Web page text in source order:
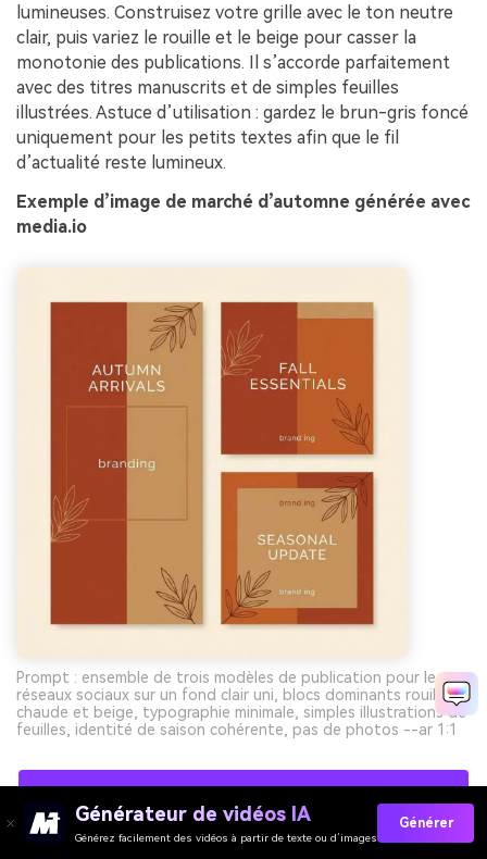
lumineuses. Construisez votre grille avec le ton neutre
clair, puis variez le rouille et le beige pour casser la
monotonie des publications. Il s’accorde parfaitement
avec des titres manuscrits et de simples feuilles
illustrées. Astuce d’utilisation : gardez le brun-gris foncé
uniquement pour les petits textes afin que le fil
d’actualité reste lumineux.
Exemple d’image de marché d’automne générée avec
media.io
Prompt : ensemble de trois modèles de publication pour les
réseaux sociaux sur un fond clair uni, blocs dominants rouille
chaude et beige, typographie minimale, simples illustrations de
feuilles, identité de saison cohérente, pas de photos --ar 1:1
Terre D’ombre Brûlée Avec L’IA
Générateur de vidéos IA
Générez facilement des vidéos à partir de texte ou d’images
Générer